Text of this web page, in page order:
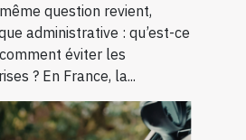
question revient,
administrative : qu’est-ce
éviter les
? En France, la...